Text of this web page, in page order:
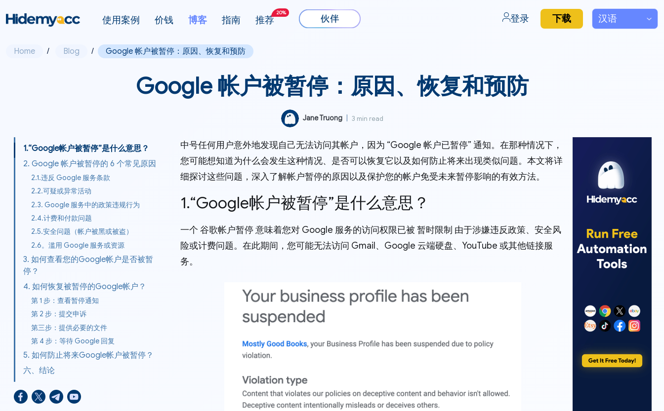
使用案例 价钱 博客 指南 推荐
20%
登录 下载
Home / Blog / Google 帐户被暂停：原因、恢复和预防
Google 帐户被暂停：原因、恢复和预防
Jane Truong 3 min read
1.“Google帐户被暂停”是什么意思？
2. Google 帐户被暂停的 6 个常见原因
2.1.违反 Google 服务条款
2.2.可疑或异常活动
2.3. Google 服务中的政策违规行为
2.4.计费和付款问题
2.5.安全问题（帐户被黑或被盗）
2.6。滥用 Google 服务或资源
3. 如何查看您的Google帐户是否被暂
停？
4. 如何恢复被暂停的Google帐户？
第 1 步：查看暂停通知
第 2 步：提交申诉
第三步：提供必要的文件
第 4 步：等待 Google 回复
5. 如何防止将来Google帐户被暂停？
六、结论
中号任何用户意外地发现自己无法访问其帐户，因为 “Google 帐户已暂停” 通知。在那种情况下，
您可能想知道为什么会发生这种情况、是否可以恢复它以及如何防止将来出现类似问题。本文将详
细探讨这些问题，深入了解帐户暂停的原因以及保护您的帐户免受未来暂停影响的有效方法。
1.“Google帐户被暂停”是什么意思？
一个 谷歌帐户暂停 意味着您对 Google 服务的访问权限已被 暂时限制 由于涉嫌违反政策、安全风
险或计费问题。在此期间，您可能无法访问 Gmail、Google 云端硬盘、YouTube 或其他链接服
务。